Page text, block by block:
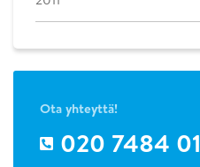
Ota yhteyttä!
020 7484 01